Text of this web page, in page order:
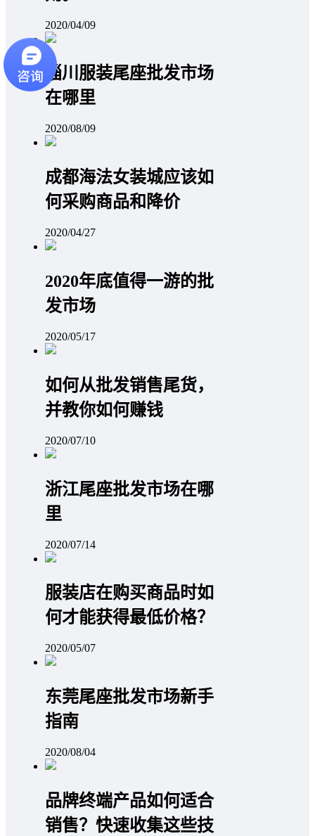
2020/04/09
淄川服装尾座批发市场
在哪里
2020/08/09
成都海法女装城应该如
何采购商品和降价
2020/04/27
2020年底值得一游的批
发市场
2020/05/17
如何从批发销售尾货，
并教你如何赚钱
2020/07/10
浙江尾座批发市场在哪
里
2020/07/14
服装店在购买商品时如
何才能获得最低价格？
2020/05/07
东莞尾座批发市场新手
指南
2020/08/04
品牌终端产品如何适合
销售？快速收集这些技